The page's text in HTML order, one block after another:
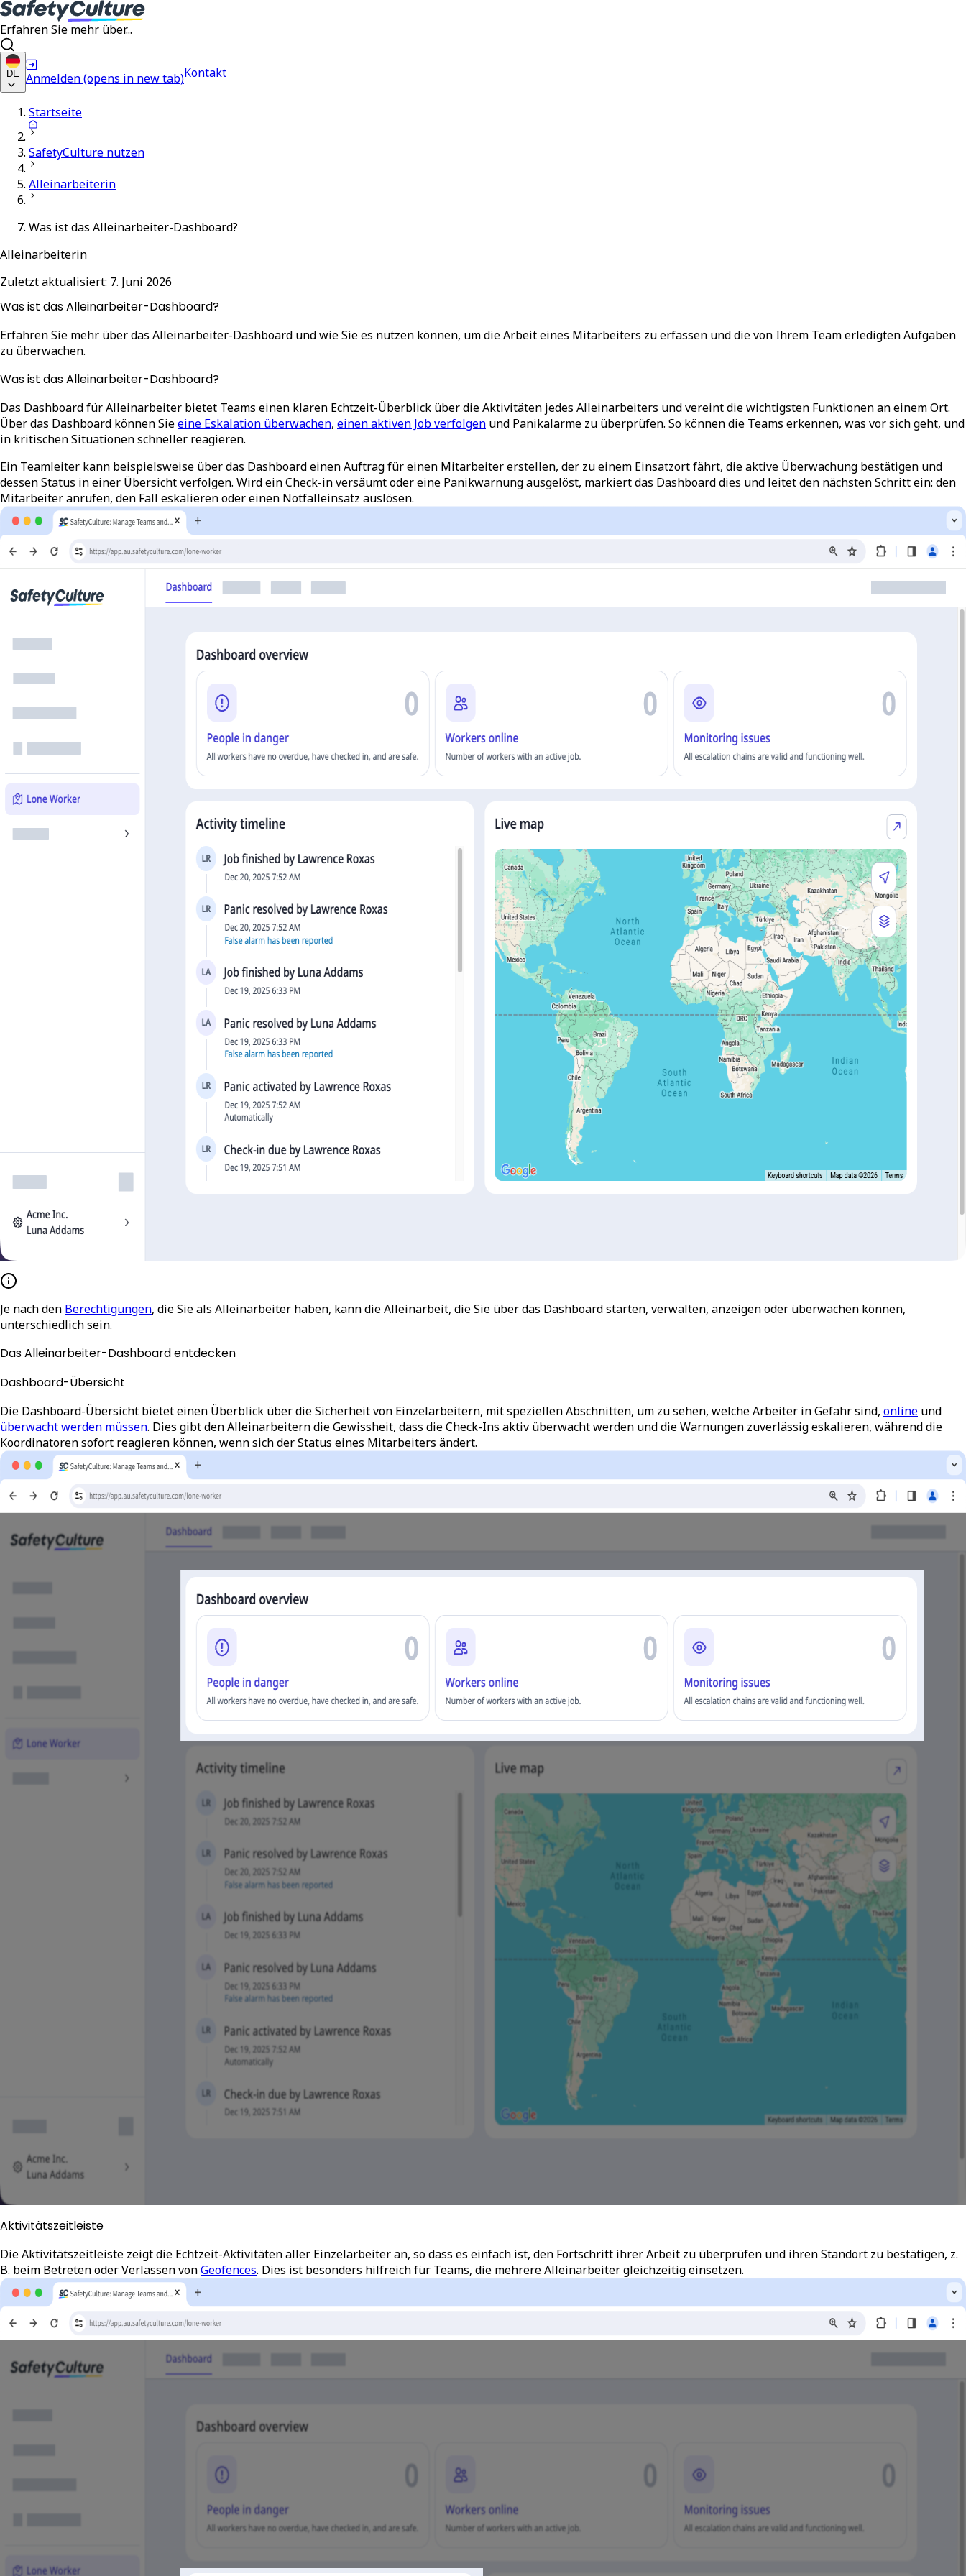
Erfahren Sie mehr über...
DE Anmelden(opens in new tab)Kontakt
Startseite
SafetyCulture nutzen
Alleinarbeiterin
Was ist das Alleinarbeiter-Dashboard?
Alleinarbeiterin
Zuletzt aktualisiert: 7. Juni 2026
Was ist das Alleinarbeiter-Dashboard?
Erfahren Sie mehr über das Alleinarbeiter-Dashboard und wie Sie es nutzen können, um die Arbeit eines Mitarbeiters zu erfassen und die von Ihrem Team erledigten Aufgaben
zu überwachen.
Was ist das Alleinarbeiter-Dashboard?
Das Dashboard für Alleinarbeiter bietet Teams einen klaren Echtzeit-Überblick über die Aktivitäten jedes Alleinarbeiters und vereint die wichtigsten Funktionen an einem Ort.
Über das Dashboard können Sieeine Eskalation überwachen, einen aktiven Job verfolgen und Panikalarme zu überprüfen. So können die Teams erkennen, was vor sich geht, und
in kritischen Situationen schneller reagieren.
Ein Teamleiter kann beispielsweise über das Dashboard einen Auftrag für einen Mitarbeiter erstellen, der zu einem Einsatzort fährt, die aktive Überwachung bestätigen und
dessen Status in einer Übersicht verfolgen. Wird ein Check-in versäumt oder eine Panikwarnung ausgelöst, markiert das Dashboard dies und leitet den nächsten Schritt ein: den
Mitarbeiter anrufen, den Fall eskalieren oder einen Notfalleinsatz auslösen.
Je nach den Berechtigungen, die Sie als Alleinarbeiter haben, kann die Alleinarbeit, die Sie über das Dashboard starten, verwalten, anzeigen oder überwachen können,
unterschiedlich sein.
Das Alleinarbeiter-Dashboard entdecken
Dashboard-Übersicht
Die Dashboard-Übersicht bietet einen Überblick über die Sicherheit von Einzelarbeitern, mit speziellen Abschnitten, um zu sehen, welche Arbeiter in Gefahr sind, online und
überwacht werden müssen. Dies gibt den Alleinarbeitern die Gewissheit, dass die Check-Ins aktiv überwacht werden und die Warnungen zuverlässig eskalieren, während die
Koordinatoren sofort reagieren können, wenn sich der Status eines Mitarbeiters ändert.
Aktivitätszeitleiste
Die Aktivitätszeitleiste zeigt die Echtzeit-Aktivitäten aller Einzelarbeiter an, so dass es einfach ist, den Fortschritt ihrer Arbeit zu überprüfen und ihren Standort zu bestätigen, z.
B. beim Betreten oder Verlassen vonGeofences. Dies ist besonders hilfreich für Teams, die mehrere Alleinarbeiter gleichzeitig einsetzen.